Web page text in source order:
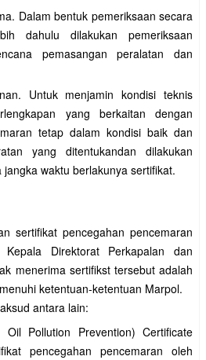
Dalam bentuk pemeriksaan secara
dahulu dilakukan pemeriksaan
pemasangan peralatan dan
Untuk menjamin kondisi teknis
yang berkaitan dengan
tetap dalam kondisi baik dan
yang ditentukandan dilakukan
waktu berlakunya sertifikat.
sertifikat pencegahan pencemaran
Direktorat Perkapalan dan
menerima sertifikst tersebut adalah
ketentuan-ketentuan Marpol.
antara lain:
Oil Pollution Prevention) Certificate
pencegahan pencemaran oleh